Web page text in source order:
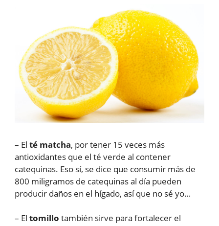
– El té matcha, por tener 15 veces más
antioxidantes que el té verde al contener
catequinas. Eso sí, se dice que consumir más de
800 miligramos de catequinas al día pueden
producir daños en el hígado, así que no sé yo…
– El tomillo también sirve para fortalecer el